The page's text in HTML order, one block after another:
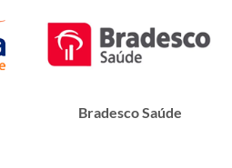
Bradesco Saúde